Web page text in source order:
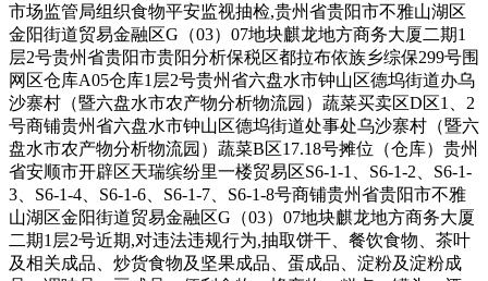
市场监管局组织食物平安监视抽检,贵州省贵阳市不雅山湖区
金阳街道贸易金融区G（03）07地块麒龙地方商务大厦二期1
层2号贵州省贵阳市贵阳分析保税区都拉布依族乡综保299号围
网区仓库A05仓库1层2号贵州省六盘水市钟山区德坞街道办乌
沙寨村（暨六盘水市农产物分析物流园）蔬菜买卖区D区1、2
号商铺贵州省六盘水市钟山区德坞街道处事处乌沙寨村（暨六
盘水市农产物分析物流园）蔬菜B区17.18号摊位（仓库）贵州
省安顺市开辟区天瑞缤纷里一楼贸易区S6-1-1、S6-1-2、S6-1-
3、S6-1-4、S6-1-6、S6-1-7、S6-1-8号商铺贵州省贵阳市不雅
山湖区金阳街道贸易金融区G（03）07地块麒龙地方商务大厦
二期1层2号近期,对违法违规行为,抽取饼干、餐饮食物、茶叶
及相关成品、炒货食物及坚果成品、蛋成品、淀粉及淀粉成